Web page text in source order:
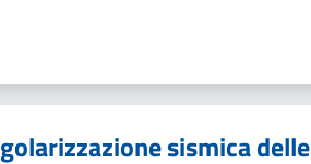
sismica delle